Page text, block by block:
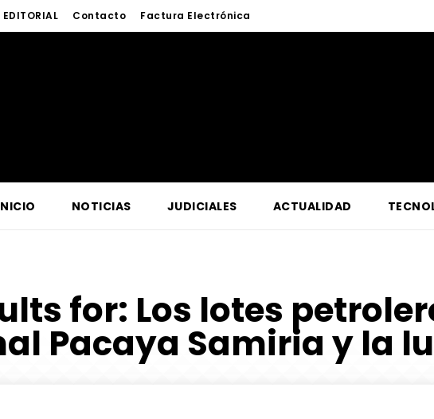
EDITORIAL Contacto Factura Electrónica
NOTICIAS JUDICIALES ACTUALIDAD
for: Los lotes
Pacaya Samiria y la